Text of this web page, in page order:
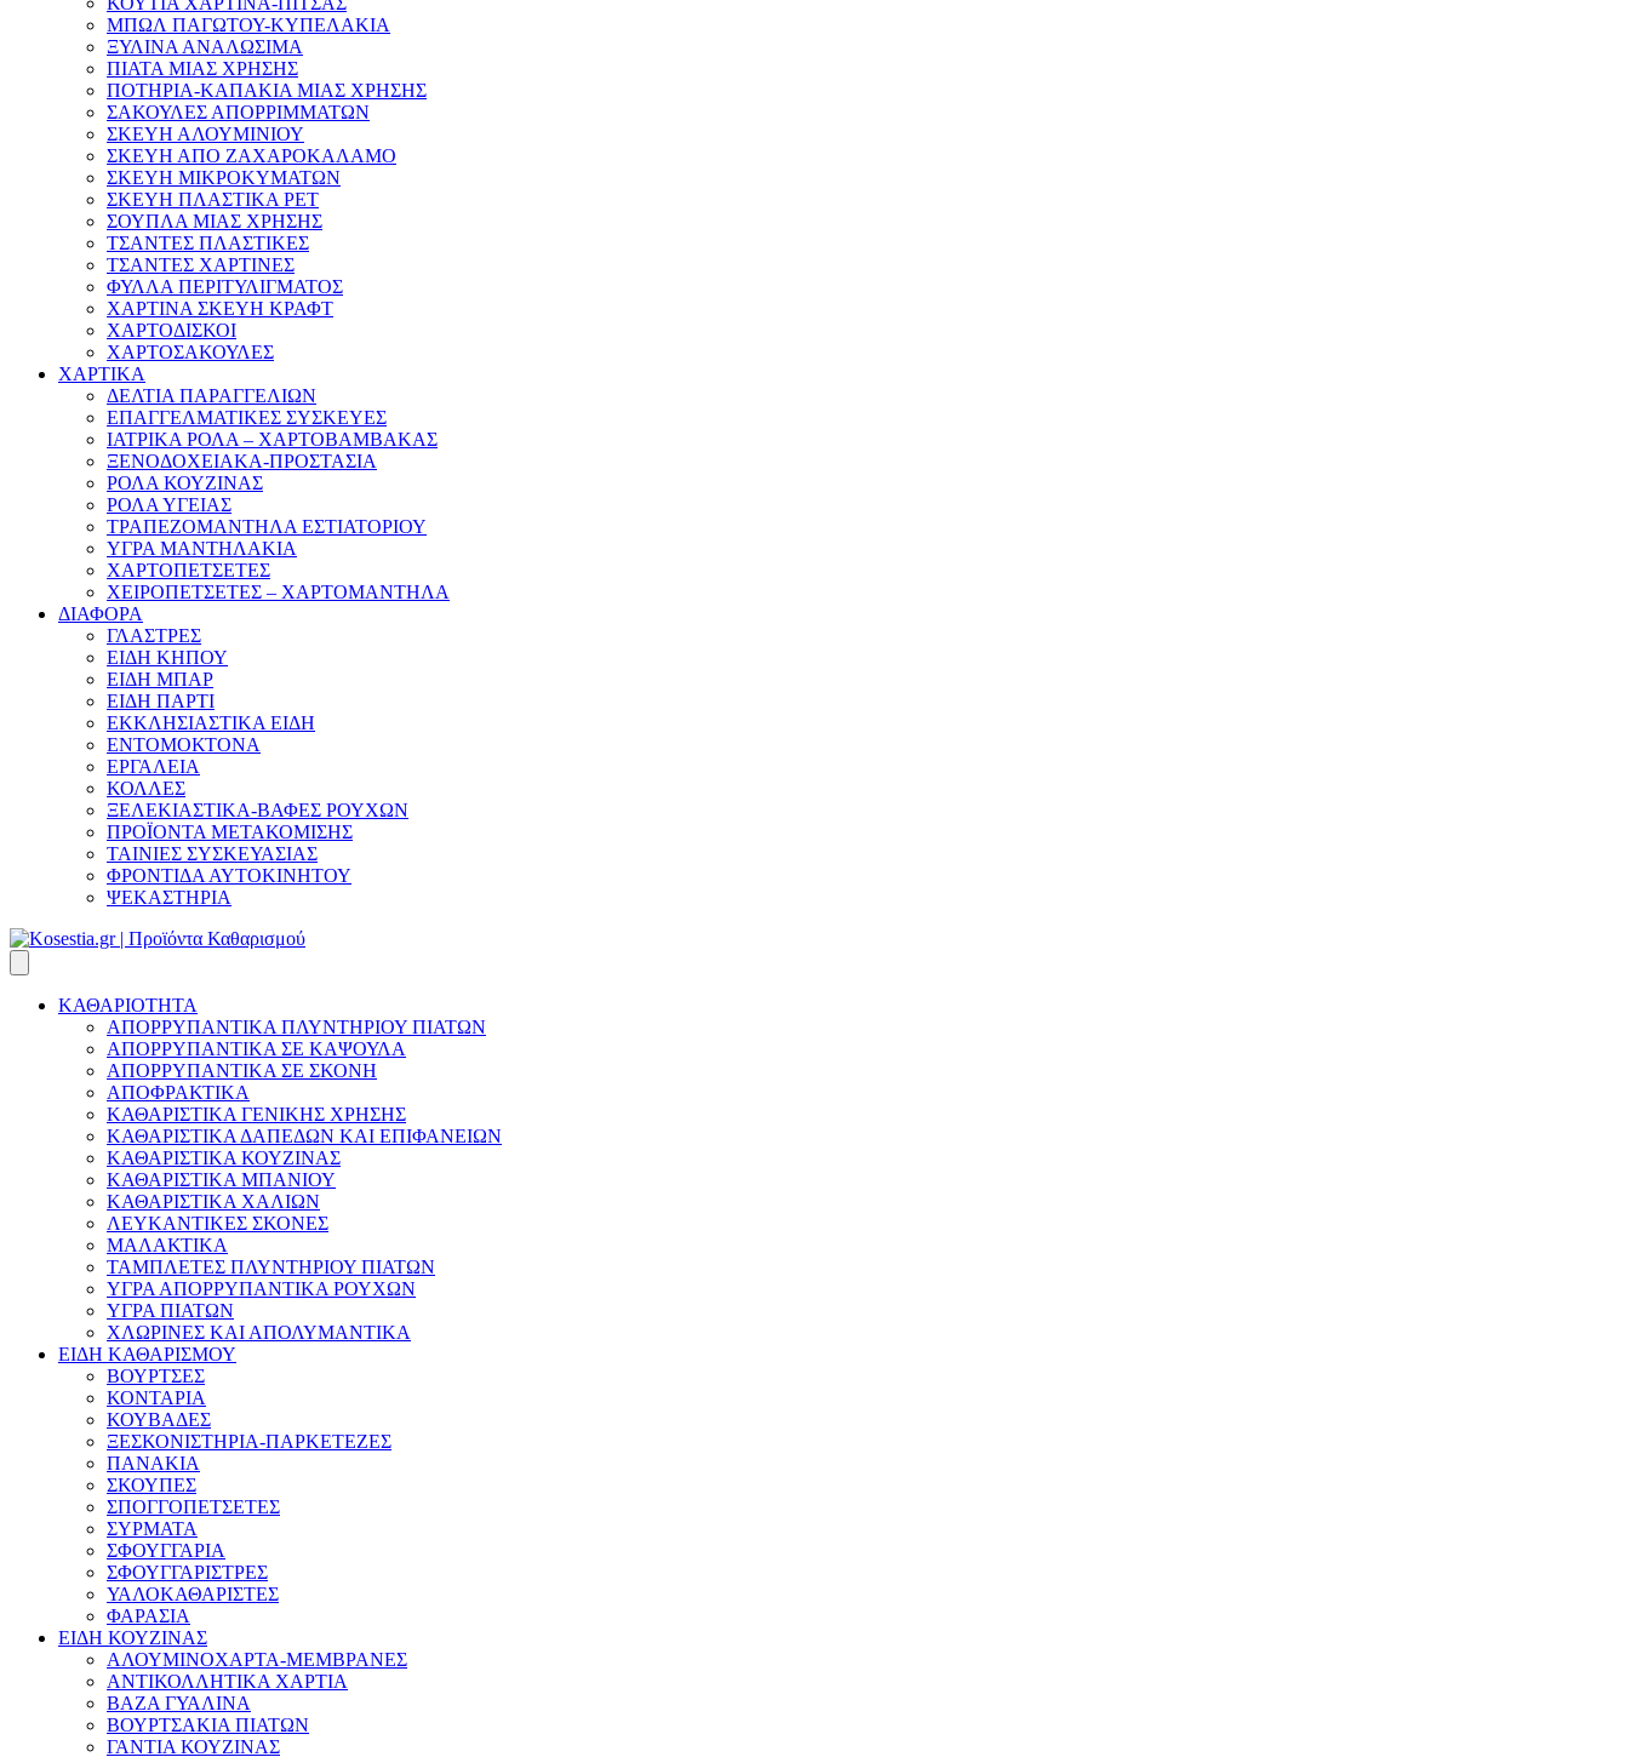
ΜΠΩΛ ΠΑΓΩΤΟΥ-ΚΥΠΕΛΑΚΙΑ
ΞΥΛΙΝΑ ΑΝΑΛΩΣΙΜΑ
ΠΙΑΤΑ ΜΙΑΣ ΧΡΗΣΗΣ
ΠΟΤΗΡΙΑ-ΚΑΠΑΚΙΑ ΜΙΑΣ ΧΡΗΣΗΣ
ΣΑΚΟΥΛΕΣ ΑΠΟΡΡΙΜΜΑΤΩΝ
ΣΚΕΥΗ ΑΛΟΥΜΙΝΙΟΥ
ΣΚΕΥΗ ΑΠΟ ΖΑΧΑΡΟΚΑΛΑΜΟ
ΣΚΕΥΗ ΜΙΚΡΟΚΥΜΑΤΩΝ
ΣΚΕΥΗ ΠΛΑΣΤΙΚΑ PET
ΣΟΥΠΛΑ ΜΙΑΣ ΧΡΗΣΗΣ
ΤΣΑΝΤΕΣ ΠΛΑΣΤΙΚΕΣ
ΤΣΑΝΤΕΣ ΧΑΡΤΙΝΕΣ
ΦΥΛΛΑ ΠΕΡΙΤΥΛΙΓΜΑΤΟΣ
ΧΑΡΤΙΝΑ ΣΚΕΥΗ ΚΡΑΦΤ
ΧΑΡΤΟΔΙΣΚΟΙ
ΧΑΡΤΟΣΑΚΟΥΛΕΣ
ΧΑΡΤΙΚΑ
ΔΕΛΤΙΑ ΠΑΡΑΓΓΕΛΙΩΝ
ΕΠΑΓΓΕΛΜΑΤΙΚΕΣ ΣΥΣΚΕΥΕΣ
ΙΑΤΡΙΚΑ ΡΟΛΑ – ΧΑΡΤΟΒΑΜΒΑΚΑΣ
ΞΕΝΟΔΟΧΕΙΑΚΑ-ΠΡΟΣΤΑΣΙΑ
ΡΟΛΑ ΚΟΥΖΙΝΑΣ
ΡΟΛΑ ΥΓΕΙΑΣ
ΤΡΑΠΕΖΟΜΑΝΤΗΛΑ ΕΣΤΙΑΤΟΡΙΟΥ
ΥΓΡΑ ΜΑΝΤΗΛΑΚΙΑ
ΧΑΡΤΟΠΕΤΣΕΤΕΣ
ΧΕΙΡΟΠΕΤΣΕΤΕΣ – ΧΑΡΤΟΜΑΝΤΗΛΑ
ΔΙΑΦΟΡΑ
ΓΛΑΣΤΡΕΣ
ΕΙΔΗ ΚΗΠΟΥ
ΕΙΔΗ ΜΠΑΡ
ΕΙΔΗ ΠΑΡΤΙ
ΕΚΚΛΗΣΙΑΣΤΙΚΑ ΕΙΔΗ
ΕΝΤΟΜΟΚΤΟΝΑ
ΕΡΓΑΛΕΙΑ
ΚΟΛΛΕΣ
ΞΕΛΕΚΙΑΣΤΙΚΑ-ΒΑΦΕΣ ΡΟΥΧΩΝ
ΠΡΟΪΟΝΤΑ ΜΕΤΑΚΟΜΙΣΗΣ
ΤΑΙΝΙΕΣ ΣΥΣΚΕΥΑΣΙΑΣ
ΦΡΟΝΤΙΔΑ ΑΥΤΟΚΙΝΗΤΟΥ
ΨΕΚΑΣΤΗΡΙΑ
ΚΑΘΑΡΙΟΤΗΤΑ
ΑΠΟΡΡΥΠΑΝΤΙΚΑ ΠΛΥΝΤΗΡΙΟΥ ΠΙΑΤΩΝ
ΑΠΟΡΡΥΠΑΝΤΙΚΑ ΣΕ ΚΑΨΟΥΛΑ
ΑΠΟΡΡΥΠΑΝΤΙΚΑ ΣΕ ΣΚΟΝΗ
ΑΠΟΦΡΑΚΤΙΚΑ
ΚΑΘΑΡΙΣΤΙΚΑ ΓΕΝΙΚΗΣ ΧΡΗΣΗΣ
ΚΑΘΑΡΙΣΤΙΚΑ ΔΑΠΕΔΩΝ ΚΑΙ ΕΠΙΦΑΝΕΙΩΝ
ΚΑΘΑΡΙΣΤΙΚΑ ΚΟΥΖΙΝΑΣ
ΚΑΘΑΡΙΣΤΙΚΑ ΜΠΑΝΙΟΥ
ΚΑΘΑΡΙΣΤΙΚΑ ΧΑΛΙΩΝ
ΛΕΥΚΑΝΤΙΚΕΣ ΣΚΟΝΕΣ
ΜΑΛΑΚΤΙΚΑ
ΤΑΜΠΛΕΤΕΣ ΠΛΥΝΤΗΡΙΟΥ ΠΙΑΤΩΝ
ΥΓΡΑ ΑΠΟΡΡΥΠΑΝΤΙΚΑ ΡΟΥΧΩΝ
ΥΓΡΑ ΠΙΑΤΩΝ
ΧΛΩΡΙΝΕΣ ΚΑΙ ΑΠΟΛΥΜΑΝΤΙΚΑ
ΕΙΔΗ ΚΑΘΑΡΙΣΜΟΥ
ΒΟΥΡΤΣΕΣ
ΚΟΝΤΑΡΙΑ
ΚΟΥΒΑΔΕΣ
ΞΕΣΚΟΝΙΣΤΗΡΙΑ-ΠΑΡΚΕΤΕΖΕΣ
ΠΑΝΑΚΙΑ
ΣΚΟΥΠΕΣ
ΣΠΟΓΓΟΠΕΤΣΕΤΕΣ
ΣΥΡΜΑΤΑ
ΣΦΟΥΓΓΑΡΙΑ
ΣΦΟΥΓΓΑΡΙΣΤΡΕΣ
ΥΑΛΟΚΑΘΑΡΙΣΤΕΣ
ΦΑΡΑΣΙΑ
ΕΙΔΗ ΚΟΥΖΙΝΑΣ
ΑΛΟΥΜΙΝΟΧΑΡΤΑ-ΜΕΜΒΡΑΝΕΣ
ΑΝΤΙΚΟΛΛΗΤΙΚΑ ΧΑΡΤΙΑ
ΒΑΖΑ ΓΥΑΛΙΝΑ
ΒΟΥΡΤΣΑΚΙΑ ΠΙΑΤΩΝ
ΓΑΝΤΙΑ ΚΟΥΖΙΝΑΣ